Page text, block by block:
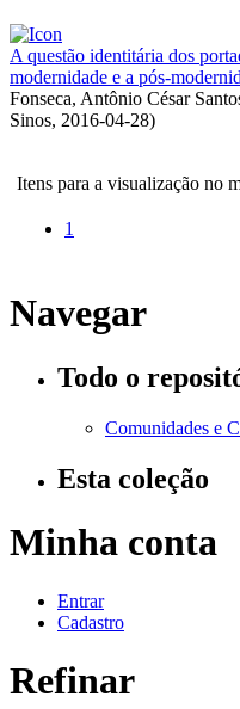
A questão identitária dos
modernidade e a pós-
Fonseca, Antônio César
Sinos, 2016-04-28)
Itens para a visualização no
1
Navegar
Todo o
Comunidades e
Esta coleção
Minha conta
Entrar
Cadastro
Refinar